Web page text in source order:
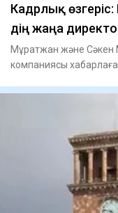
Кадрлық
дің жаңа
Мұратжан және Сәкен
компаниясы